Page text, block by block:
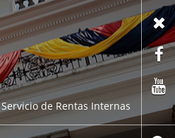
Servicio de Rentas Internas